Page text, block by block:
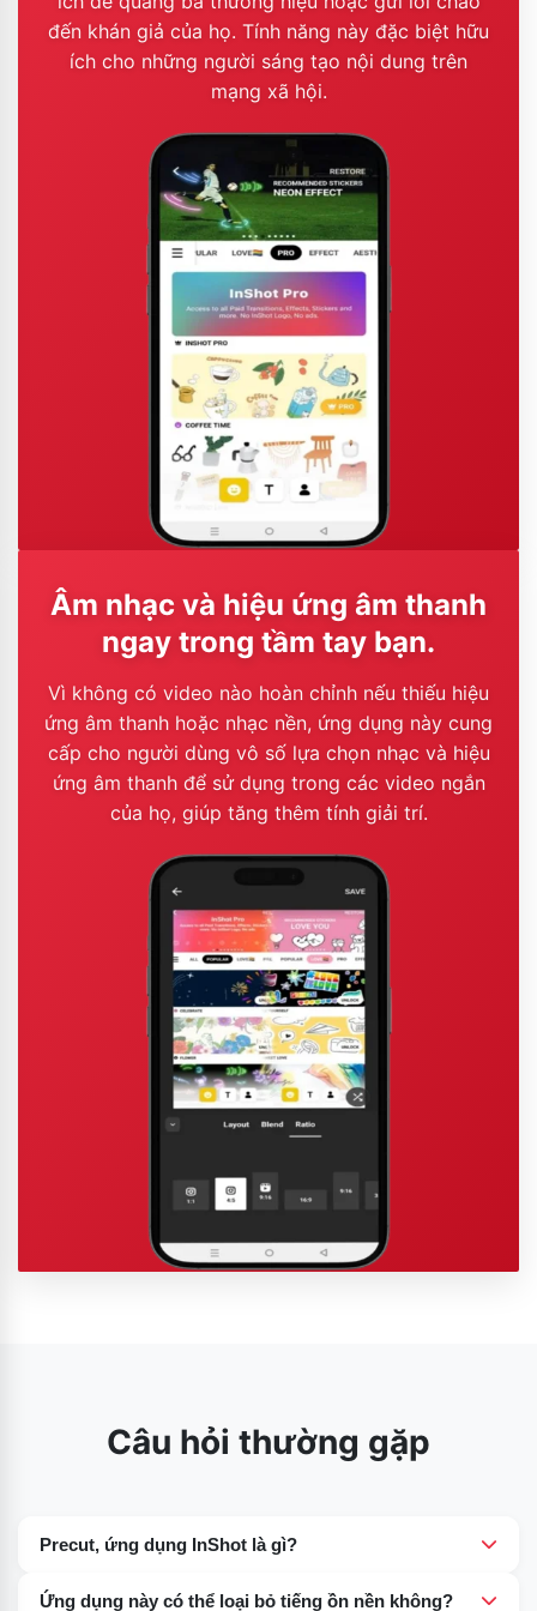
đến khán giả của họ. Tính năng này đặc biệt hữu
ích cho những người sáng tạo nội dung trên
mạng xã hội.
Âm nhạc và hiệu ứng âm thanh
ngay trong tầm tay bạn.
Vì không có video nào hoàn chỉnh nếu thiếu hiệu
ứng âm thanh hoặc nhạc nền, ứng dụng này cung
cấp cho người dùng vô số lựa chọn nhạc và hiệu
ứng âm thanh để sử dụng trong các video ngắn
của họ, giúp tăng thêm tính giải trí.
Câu hỏi thường gặp
Precut, ứng dụng InShot là gì?
InShot Precut là một công cụ mạnh mẽ cho phép bạn
Ứng dụng này có thể loại bỏ tiếng ồn nền không?